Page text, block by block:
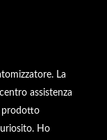
La
assistenza
prodotto
Ho